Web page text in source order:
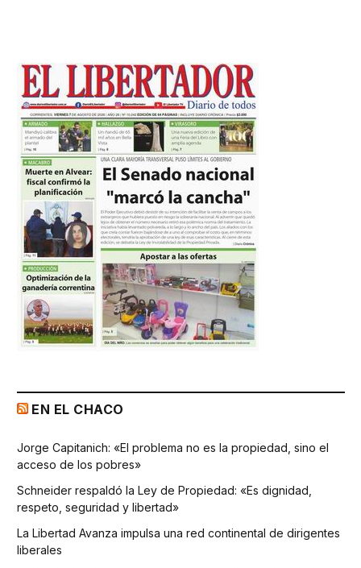
EN EL CHACO
Jorge Capitanich: «El problema no es la propiedad, sino el
acceso de los pobres»
Schneider respaldó la Ley de Propiedad: «Es dignidad,
respeto, seguridad y libertad»
La Libertad Avanza impulsa una red continental de dirigentes
liberales